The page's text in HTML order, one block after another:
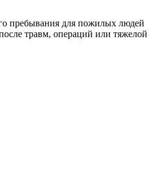
пребывания для пожилых людей
травм, операций или тяжелой